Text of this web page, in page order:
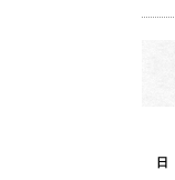
日